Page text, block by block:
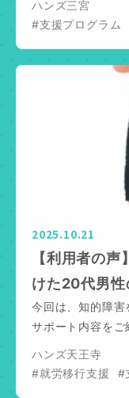
ハンズ三宮
#支援プログラム
2025.10.21
【利用者の
けた20代男性
今回は、知的障
サポート内容を
ハンズ天王寺
#就労移行支援
#